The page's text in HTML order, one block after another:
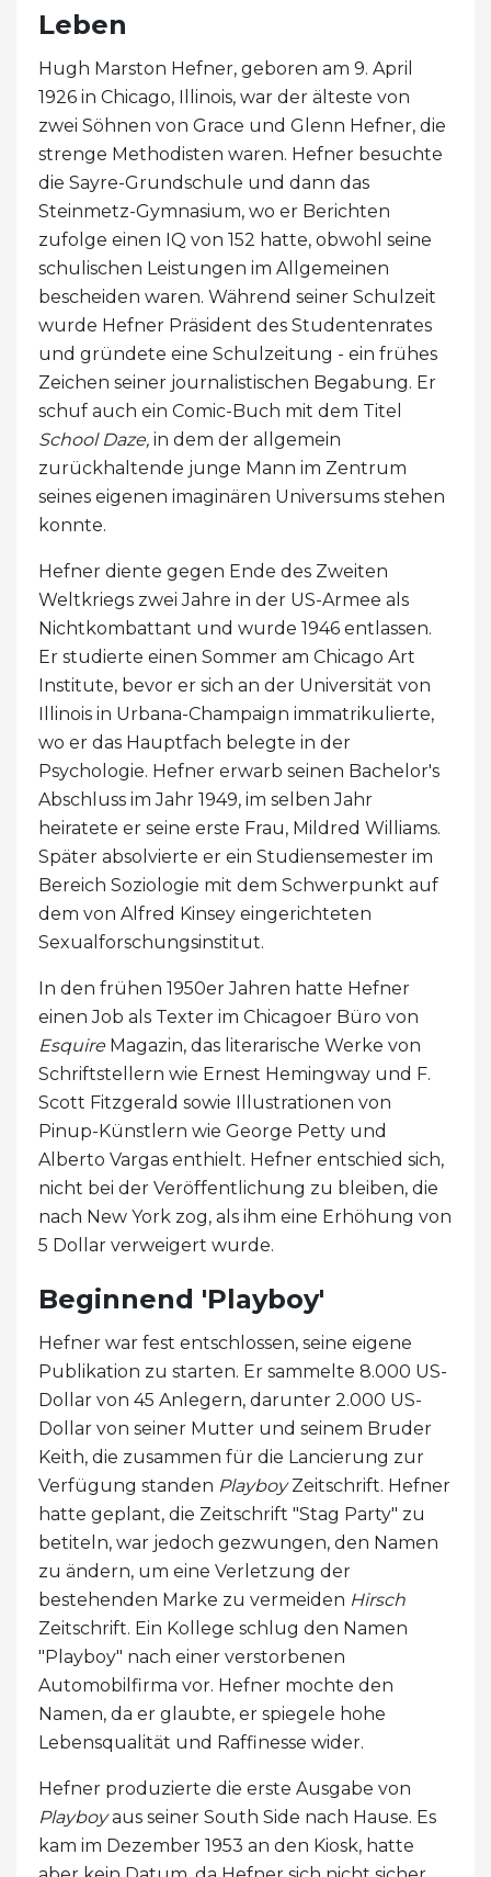
Leben
Hugh Marston Hefner, geboren am 9. April
1926 in Chicago, Illinois, war der älteste von
zwei Söhnen von Grace und Glenn Hefner, die
strenge Methodisten waren. Hefner besuchte
die Sayre-Grundschule und dann das
Steinmetz-Gymnasium, wo er Berichten
zufolge einen IQ von 152 hatte, obwohl seine
schulischen Leistungen im Allgemeinen
bescheiden waren. Während seiner Schulzeit
wurde Hefner Präsident des Studentenrates
und gründete eine Schulzeitung - ein frühes
Zeichen seiner journalistischen Begabung. Er
schuf auch ein Comic-Buch mit dem Titel
School Daze, in dem der allgemein
zurückhaltende junge Mann im Zentrum
seines eigenen imaginären Universums stehen
konnte.
Hefner diente gegen Ende des Zweiten
Weltkriegs zwei Jahre in der US-Armee als
Nichtkombattant und wurde 1946 entlassen.
Er studierte einen Sommer am Chicago Art
Institute, bevor er sich an der Universität von
Illinois in Urbana-Champaign immatrikulierte,
wo er das Hauptfach belegte in der
Psychologie. Hefner erwarb seinen Bachelor's
Abschluss im Jahr 1949, im selben Jahr
heiratete er seine erste Frau, Mildred Williams.
Später absolvierte er ein Studiensemester im
Bereich Soziologie mit dem Schwerpunkt auf
dem von Alfred Kinsey eingerichteten
Sexualforschungsinstitut.
In den frühen 1950er Jahren hatte Hefner
einen Job als Texter im Chicagoer Büro von
EsquireMagazin, das literarische Werke von
Schriftstellern wie Ernest Hemingway und F.
Scott Fitzgerald sowie Illustrationen von
Pinup-Künstlern wie George Petty und
Alberto Vargas enthielt. Hefner entschied sich,
nicht bei der Veröffentlichung zu bleiben, die
nach New York zog, als ihm eine Erhöhung von
5 Dollar verweigert wurde.
Beginnend 'Playboy'
Hefner war fest entschlossen, seine eigene
Publikation zu starten. Er sammelte 8.000 US-
Dollar von 45 Anlegern, darunter 2.000 US-
Dollar von seiner Mutter und seinem Bruder
Keith, die zusammen für die Lancierung zur
Verfügung standen PlayboyZeitschrift. Hefner
hatte geplant, die Zeitschrift "Stag Party" zu
betiteln, war jedoch gezwungen, den Namen
zu ändern, um eine Verletzung der
bestehenden Marke zu vermeiden Hirsch
Zeitschrift. Ein Kollege schlug den Namen
"Playboy" nach einer verstorbenen
Automobilfirma vor. Hefner mochte den
Namen, da er glaubte, er spiegele hohe
Lebensqualität und Raffinesse wider.
Hefner produzierte die erste Ausgabe von
Playboyaus seiner South Side nach Hause. Es
kam im Dezember 1953 an den Kiosk, hatte